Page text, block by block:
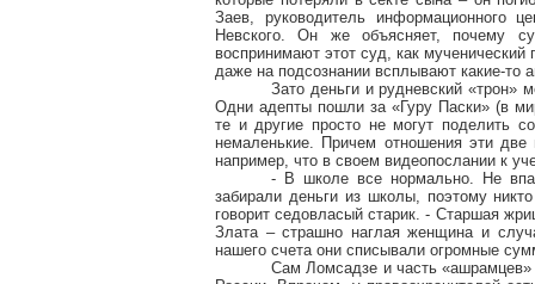
Заев, руководитель информационного
Невского. Он же объясняет, почему
воспринимают этот суд, как
даже на подсознании всплывают какие-то
Зато деньги и рудневский «трон»
Одни адепты пошли за «Гуру Паски» (в
те и другие просто не могут поделить
немаленькие. Причем отношения эти две
например, что в своем видеопослании к
- В школе все нормально. Не
забирали деньги из школы, поэтому
говорит седовласый старик. - Старшая
Злата – страшно наглая женщина и
нашего счета они списывали огромные
Сам Ломсадзе и часть «ашрамцев»